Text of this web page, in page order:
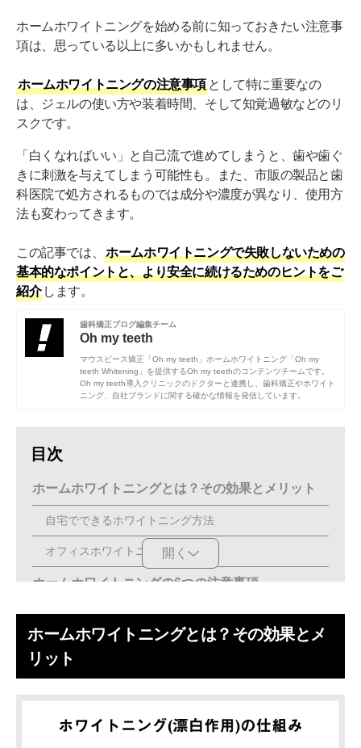
ホームホワイトニングを始める前に知っておきたい注意事
項は、思っている以上に多いかもしれません。
ホームホワイトニングの注意事項 として特に重要なの
は、ジェルの使い方や装着時間、そして知覚過敏などのリ
スクです。
「白くなればいい」と自己流で進めてしまうと、歯や歯ぐ
きに刺激を与えてしまう可能性も。また、市販の製品と歯
科医院で処方されるものでは成分や濃度が異なり、使用方
法も変わってきます。
この記事では、
ホームホワイトニングで失敗しないための
基本的なポイントと、より安全に続けるためのヒントをご
紹介 します。
歯科矯正ブログ編集チーム
Oh my teeth
マウスピース矯正「Oh my teeth」ホームホワイトニング「Oh my
teeth Whitening」を提供するOh my teethのコンテンツチームです。
Oh my teeth導入クリニックのドクターと連携し、歯科矯正やホワイト
ニング、自社ブランドに関する確かな情報を発信しています。
目次
ホームホワイトニングとは？その効果とメリット
自宅でできるホワイトニング方法
オフィスホワイトニングとの違い
ホームホワイトニングの6つの注意事項
ホワイトニング前後には注意！避けるべき食べ物と飲み
物
着色を防ぐために水を活用しよう！食事前後の工夫
開く
ホームホワイトニングとは？その効果とメ
リット